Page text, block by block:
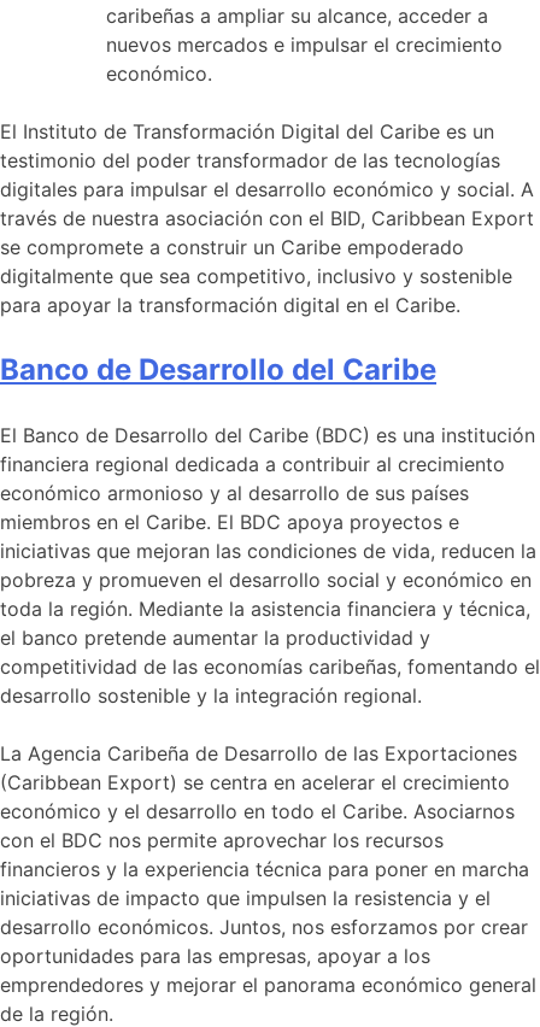
caribeñas a ampliar su alcance, acceder a
nuevos mercados e impulsar el crecimiento
económico.
El Instituto de Transformación Digital del Caribe es un
testimonio del poder transformador de las tecnologías
digitales para impulsar el desarrollo económico y social. A
través de nuestra asociación con el BID, Caribbean Export
se compromete a construir un Caribe empoderado
digitalmente que sea competitivo, inclusivo y sostenible
para apoyar la transformación digital en el Caribe.
Banco de Desarrollo del Caribe
El Banco de Desarrollo del Caribe (BDC) es una institución
financiera regional dedicada a contribuir al crecimiento
económico armonioso y al desarrollo de sus países
miembros en el Caribe. El BDC apoya proyectos e
iniciativas que mejoran las condiciones de vida, reducen la
pobreza y promueven el desarrollo social y económico en
toda la región. Mediante la asistencia financiera y técnica,
el banco pretende aumentar la productividad y
competitividad de las economías caribeñas, fomentando el
desarrollo sostenible y la integración regional.
La Agencia Caribeña de Desarrollo de las Exportaciones
(Caribbean Export) se centra en acelerar el crecimiento
económico y el desarrollo en todo el Caribe. Asociarnos
con el BDC nos permite aprovechar los recursos
financieros y la experiencia técnica para poner en marcha
iniciativas de impacto que impulsen la resistencia y el
desarrollo económicos. Juntos, nos esforzamos por crear
oportunidades para las empresas, apoyar a los
emprendedores y mejorar el panorama económico general
de la región.